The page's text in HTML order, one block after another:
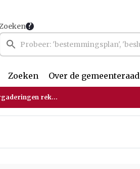
Zoeken Over de gemeenteraad
rekenkamer